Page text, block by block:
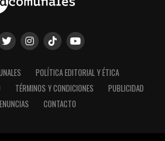
POLÍTICA EDITORIAL Y ÉTICA
TÉRMINOS Y CONDICIONES
PUBLICIDAD
CONTACTO